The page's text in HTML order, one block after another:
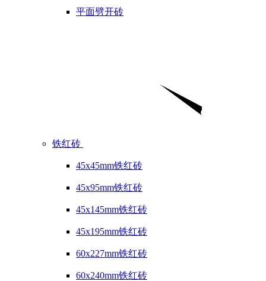
平面劈开砖
铁红砖
45x45mm铁红砖
45x95mm铁红砖
45x145mm铁红砖
45x195mm铁红砖
60x227mm铁红砖
60x240mm铁红砖